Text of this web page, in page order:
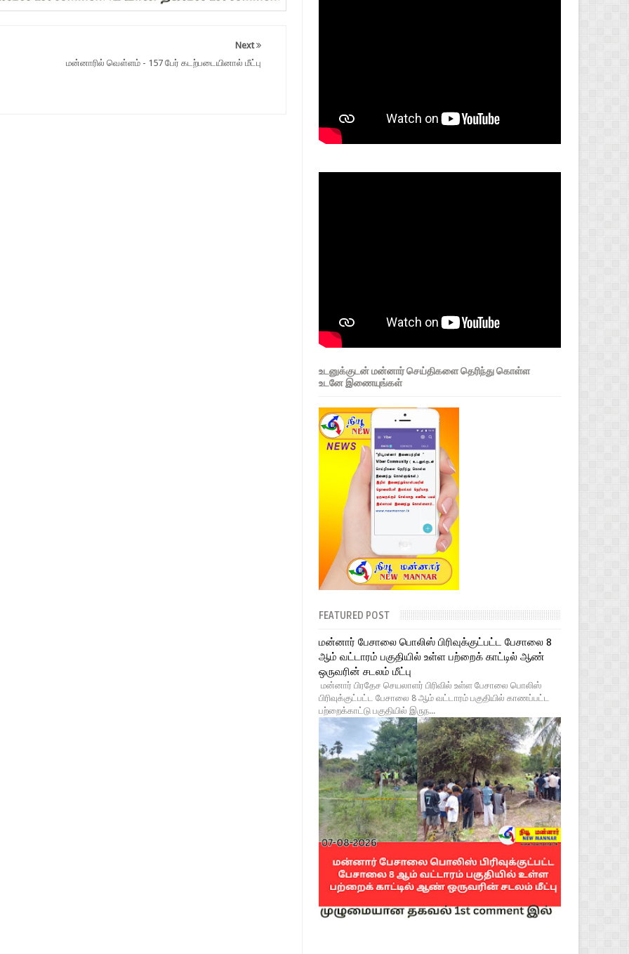
Next
மன்னாரில் வௌ்ளம் - 157 பேர் கடற்படையினால் மீட்பு
உடனுக்குடன் மன்னார் செய்திகளை தெரிந்து கொள்ள
உடனே இணையுங்கள்
FEATURED POST
மன்னார் பேசாலை பொலிஸ் பிரிவுக்குட்பட்ட பேசாலை 8
ஆம் வட்டாரம் பகுதியில் உள்ள பற்றைக் காட்டில் ஆண்
ஒருவரின் சடலம் மீட்பு
மன்னார் பிரதேச செயலாளர் பிரிவில் உள்ள பேசாலை பொலிஸ்
பிரிவுக்குட்பட்ட பேசாலை 8 ஆம் வட்டாரம் பகுதியில் காணப்பட்ட
பற்றைக்காட்டு பகுதியில் இருந...